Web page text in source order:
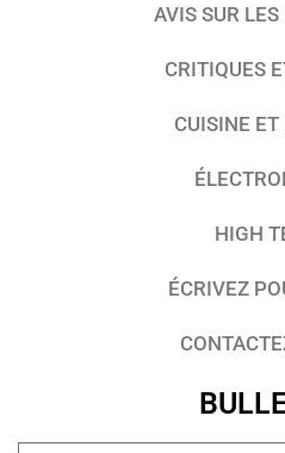
AVIS SUR
CRITIQUES
CUISINE
HIGH
ÉCRIVEZ